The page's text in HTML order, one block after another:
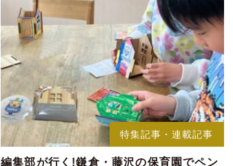
特集記事・連載記事
編集部が行く!鎌倉・藤沢の保育園でペン